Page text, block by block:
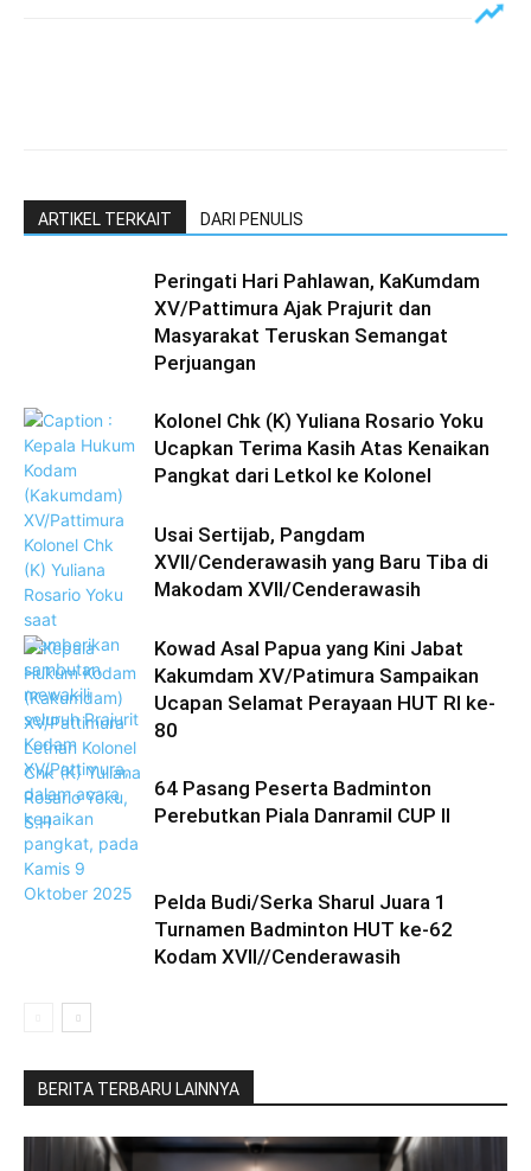
ARTIKEL TERKAIT DARI PENULIS
Peringati Hari Pahlawan, KaKumdam
XV/Pattimura Ajak Prajurit dan
Masyarakat Teruskan Semangat
Perjuangan
Kolonel Chk (K) Yuliana Rosario Yoku
Ucapkan Terima Kasih Atas Kenaikan
Pangkat dari Letkol ke Kolonel
Usai Sertijab, Pangdam
XVII/Cenderawasih yang Baru Tiba di
Makodam XVII/Cenderawasih
Kowad Asal Papua yang Kini Jabat
Kakumdam XV/Patimura Sampaikan
Ucapan Selamat Perayaan HUT RI ke-
80
64 Pasang Peserta Badminton
Perebutkan Piala Danramil CUP II
Pelda Budi/Serka Sharul Juara 1
Turnamen Badminton HUT ke-62
Kodam XVII//Cenderawasih
BERITA TERBARU LAINNYA